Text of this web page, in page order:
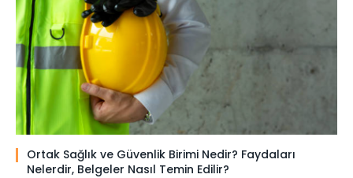
Ortak Sağlık ve Güvenlik Birimi Nedir? Faydaları
Nelerdir, Belgeler Nasıl Temin Edilir?